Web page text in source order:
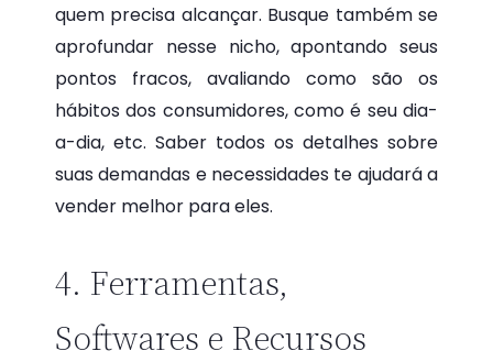
quem precisa alcançar. Busque também se
aprofundar nesse nicho, apontando seus
pontos fracos, avaliando como são os
hábitos dos consumidores, como é seu dia-
a-dia, etc. Saber todos os detalhes sobre
suas demandas e necessidades te ajudará a
vender melhor para eles.
4. Ferramentas,
Softwares e Recursos